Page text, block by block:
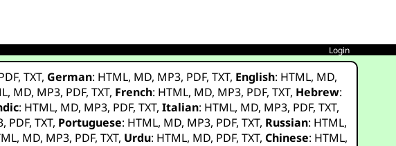
Login
,TXT, German: HTML, MD, MP3, PDF,TXT, English: HTML, MD,
, MD, MP3, PDF,TXT, French: HTML, MD, MP3, PDF,TXT, Hebrew:
: HTML, MD, MP3, PDF,TXT,Italian: HTML, MD, MP3, PDF,TXT,
, PDF,TXT, Portuguese: HTML, MD, MP3, PDF,TXT, Russian: HTML,
, MD, MP3, PDF,TXT, Urdu: HTML, MD, PDF,TXT,Chinese: HTML,